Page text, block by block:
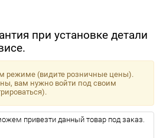
при установке детали
режиме (видите розничные цены).
вам нужно войти под своим
привезти данный товар под заказ.